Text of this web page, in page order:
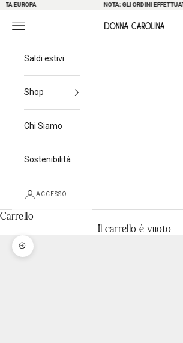
Passa al contenuto
EUROPA NOTA: GLI ORDINI EFFETTUATI
Donna Carolina
Menu di navigazione
Saldi estivi
Shop
Chi Siamo
Sostenibilità
ACCESSO
Carrello
Il carrello è vuoto
Ingrandisci immagine